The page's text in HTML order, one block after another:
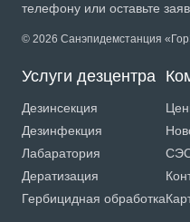
телефону или оставьте
© 2026 Санэпидемстанция
Услуги дезцентра
Дезинсекция
Дезинфекция
Лабаратория
Дератизация
Гербицидная обработка